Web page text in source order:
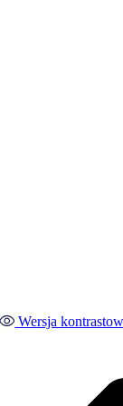
Wersja